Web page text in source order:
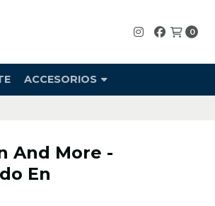
0
ACCESORIOS
And More -
En